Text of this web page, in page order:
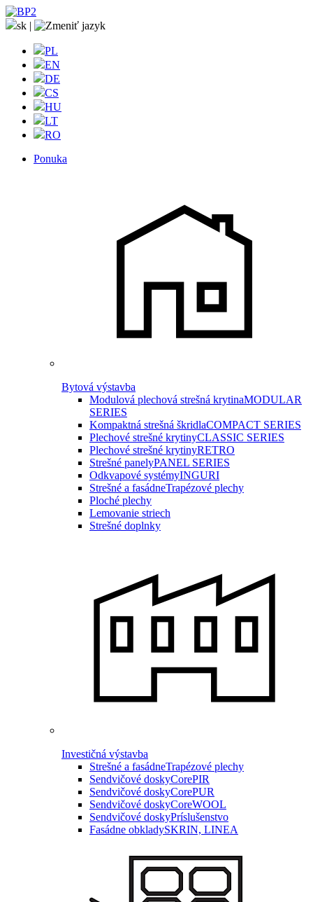
sk |
PL
EN
DE
CS
HU
LT
RO
Ponuka
Bytová výstavba
Modulová plechová strešná krytinaMODULAR
SERIES
Kompaktná strešná škridlaCOMPACT SERIES
Plechové strešné krytinyCLASSIC SERIES
Plechové strešné krytinyRETRO
Strešné panelyPANEL SERIES
Odkvapové systémyINGURI
Strešné a fasádneTrapézové plechy
Ploché plechy
Lemovanie striech
Strešné doplnky
Investičná výstavba
Strešné a fasádneTrapézové plechy
Sendvičové doskyCorePIR
Sendvičové doskyCorePUR
Sendvičové doskyCoreWOOL
Sendvičové doskyPríslušenstvo
Fasádne obkladySKRIN, LINEA